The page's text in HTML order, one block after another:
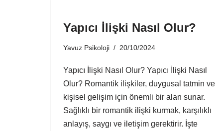
Yapıcı İlişki Nasıl Olur?
Yavuz Psikoloji 20/10/2024
Yapıcı İlişki Nasıl Olur? Yapıcı İlişki Nasıl
Olur? Romantik ilişkiler, duygusal tatmin ve
kişisel gelişim için önemli bir alan sunar.
Sağlıklı bir romantik ilişki kurmak, karşılıklı
anlayış, saygı ve iletişim gerektirir. İşte